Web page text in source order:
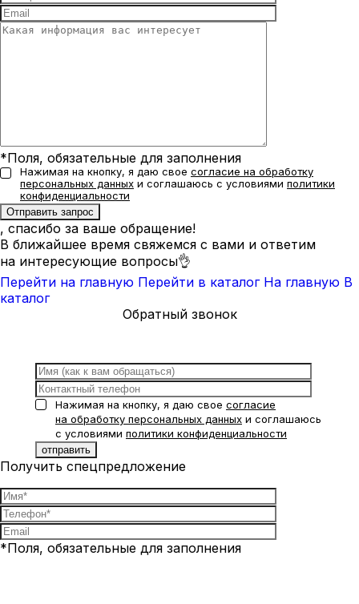
*Поля, обязательные для заполнения
Нажимая на кнопку, я даю свое согласие на обработку
персональных данных и соглашаюсь с условиями политики
конфиденциальности
, спасибо за ваше обращение!
В ближайшее время свяжемся с вами и ответим
на интересующие вопросы👌
Перейти на главную Перейти в каталог На главную В
каталог
Обратный звонок
Нажимая на кнопку, я даю свое согласие
на обработку персональных данных и соглашаюсь
с условиями политики конфиденциальности
Получить спецпредложение
*Поля, обязательные для заполнения